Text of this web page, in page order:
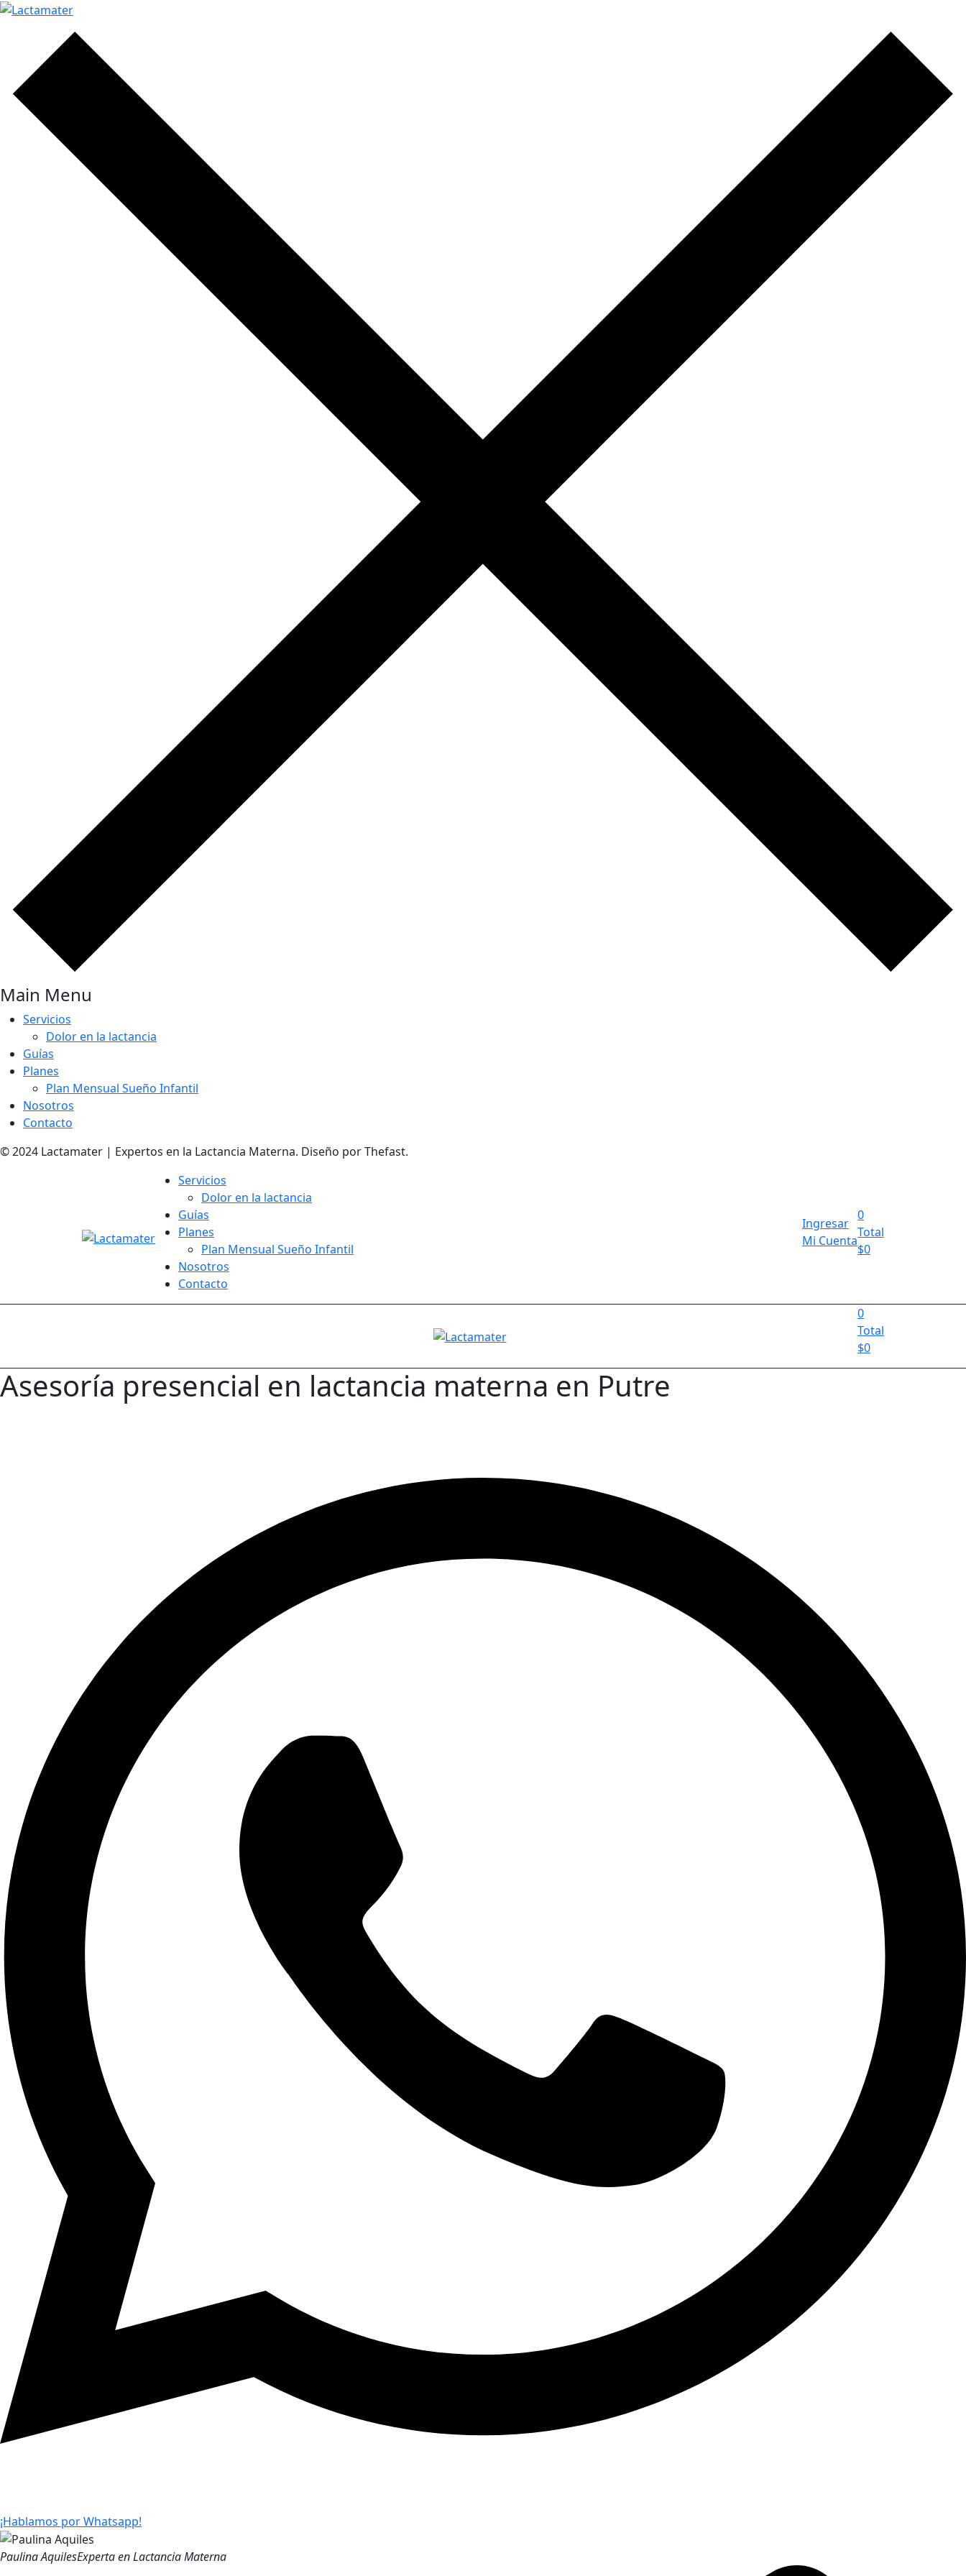
Main Menu
Servicios
Dolor en la lactancia
Guías
Planes
Plan Mensual Sueño Infantil
Nosotros
Contacto
© 2024 Lactamater | Expertos en la Lactancia Materna. Diseño por Thefast.
Servicios
Dolor en la lactancia
Guías
Planes
Plan Mensual Sueño Infantil
Nosotros
Contacto
Ingresar
Mi Cuenta
0
Total
$0
0
Total
$0
Asesoría presencial en lactancia materna en Putre
¡Hablamos por Whatsapp!
Paulina AquilesExperta en Lactancia Materna